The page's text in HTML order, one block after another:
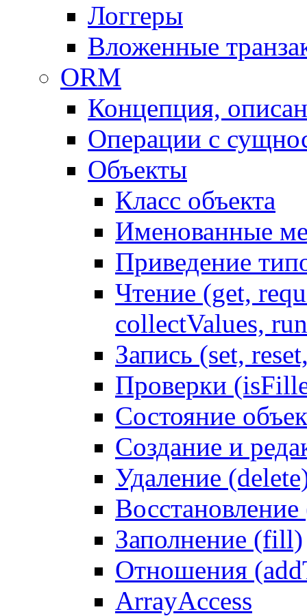
Логгеры
Вложенные
ORM
Концепция,
Операции с
Объекты
Класс объекта
Именованные
Приведение
Чтение (get,
collectValues,
Запись (set,
Проверки
Состояние
Создание и
Удаление
Заполнение (fill)
Отношения
ArrayAccess